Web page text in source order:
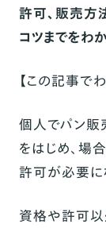
許可、販売方
コツまでをわ
【この記事で
個人でパン販
をはじめ、場
許可が必要に
資格や許可以